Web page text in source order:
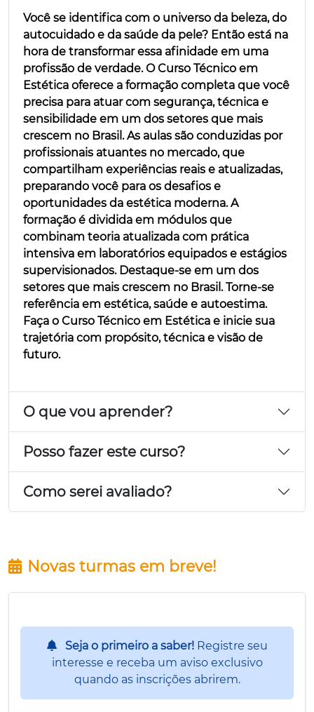
Você se identifica com o universo da beleza, do
autocuidado e da saúde da pele? Então está na
hora de transformar essa afinidade em uma
profissão de verdade. O Curso Técnico em
Estética oferece a formação completa que você
precisa para atuar com segurança, técnica e
sensibilidade em um dos setores que mais
crescem no Brasil. As aulas são conduzidas por
profissionais atuantes no mercado, que
compartilham experiências reais e atualizadas,
preparando você para os desafios e
oportunidades da estética moderna. A
formação é dividida em módulos que
combinam teoria atualizada com prática
intensiva em laboratórios equipados e estágios
supervisionados. Destaque-se em um dos
setores que mais crescem no Brasil. Torne-se
referência em estética, saúde e autoestima.
Faça o Curso Técnico em Estética e inicie sua
trajetória com propósito, técnica e visão de
futuro.
O que vou aprender?
Posso fazer este curso?
Como serei avaliado?
Novas turmas em breve!
Seja o primeiro a saber!Registre seu
interesse e receba um aviso exclusivo
quando as inscrições abrirem.